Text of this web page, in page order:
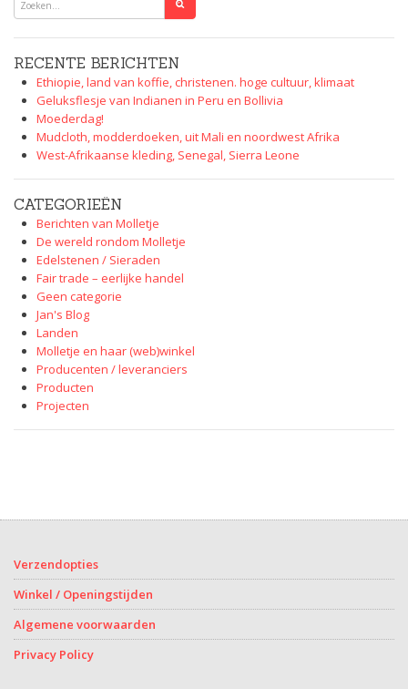
RECENTE BERICHTEN
Ethiopie, land van koffie, christenen. hoge cultuur, klimaat
Geluksflesje van Indianen in Peru en Bollivia
Moederdag!
Mudcloth, modderdoeken, uit Mali en noordwest Afrika
West-Afrikaanse kleding, Senegal, Sierra Leone
CATEGORIEËN
Berichten van Molletje
De wereld rondom Molletje
Edelstenen / Sieraden
Fair trade – eerlijke handel
Geen categorie
Jan's Blog
Landen
Molletje en haar (web)winkel
Producenten / leveranciers
Producten
Projecten
Verzendopties
Winkel / Openingstijden
Algemene voorwaarden
Privacy Policy